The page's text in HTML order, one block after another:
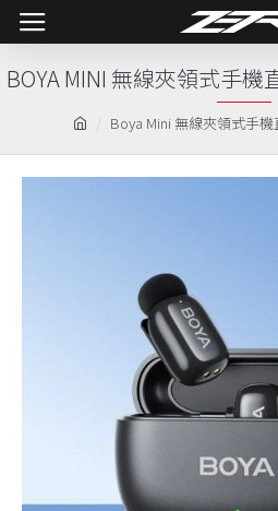
Boya Mini 無線夾領式手
BOYA MINI 無線夾領式手